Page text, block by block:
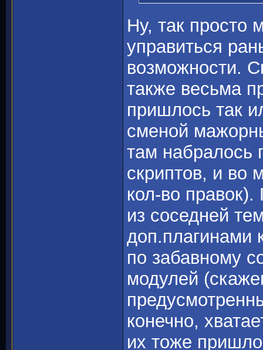
Ну, так
управиться
возможности.
также весьма
пришлось так
сменой
там набралось
скриптов, и во
кол-во правок).
из соседней
доп.плагинами
по забавному
модулей
конечно,
их тоже